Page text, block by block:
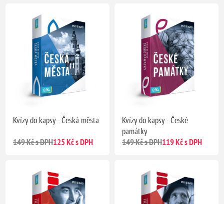
Kvízy do kapsy - Česká města
149 Kč s DPH125 Kč s DPH
Kvízy do kapsy - České
památky
149 Kč s DPH119 Kč s DPH